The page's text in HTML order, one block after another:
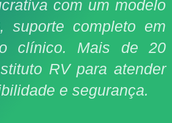
com um modelo
suporte completo em
clínico. Mais de 20
RV para atender
e segurança.